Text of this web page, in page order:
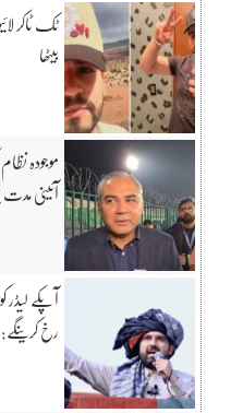
ٹک ٹاکر
بیٹھا
موجودہ
آئینی
رخ